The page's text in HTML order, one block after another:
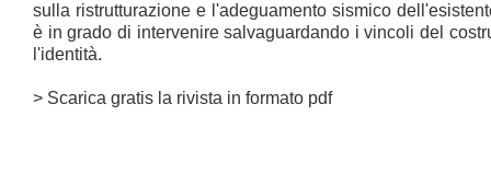
sulla ristrutturazione e l'adeguamento sismico
è in grado di intervenire salvaguardando i vincoli del
l'identità.
> Scarica gratis la rivista in formato pdf